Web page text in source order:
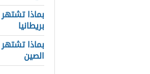
بماذا تشتهر
بريطانيا
بماذا تشتهر
الصين